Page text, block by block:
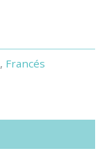
, Francés